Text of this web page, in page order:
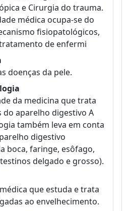
e Cirurgia do trauma.
médica ocupa-se do
fisiopatológicos,
de enfermi
doenças da pele.
da medicina que trata
do aparelho digestivo A
também leva em conta
digestivo
boca, faringe, esôfago,
delgado e grosso).
que estuda e trata
ao envelhecimento.